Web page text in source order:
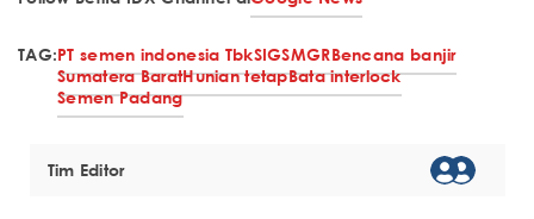
TAG:PT semen indonesia TbkSIGSMGRBencana banjir
Sumatera BaratHunian tetapBata interlock
Semen Padang
Tim Editor